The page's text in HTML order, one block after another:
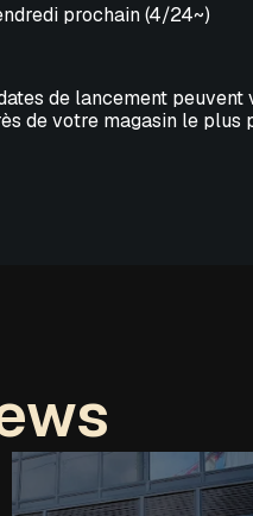
prochain (4/24~)
de lancement
de votre magasin le plus